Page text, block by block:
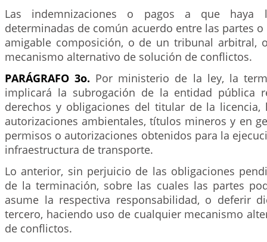
Las indemnizaciones o pagos a que haya
determinadas de común acuerdo entre las partes
amigable composición, o de un tribunal arbitral,
mecanismo alternativo de solución de conflictos.
PARÁGRAFO 3o. Por ministerio de la ley, la
implicará la subrogación de la entidad pública
derechos y obligaciones del titular de la
autorizaciones ambientales, títulos mineros y en
permisos o autorizaciones obtenidos para la
infraestructura de transporte.
Lo anterior, sin perjuicio de las obligaciones
de la terminación, sobre las cuales las partes
asume la respectiva responsabilidad, o deferir
tercero, haciendo uso de cualquier mecanismo
de conflictos.